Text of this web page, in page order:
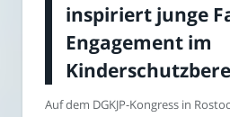
inspiriert junge
Engagement im
Auf dem DGKJP-Kongress in